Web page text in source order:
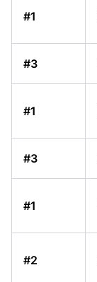
#1
#3
#1
#3
#1
#2